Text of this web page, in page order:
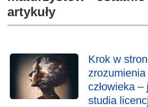
artykuły
Krok w
człowieka
studia